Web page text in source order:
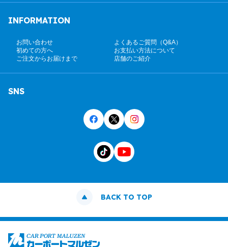
INFORMATION
お問い合わせ
よくあるご質問（Q&A）
初めての方へ
お支払い方法について
ご注文からお届けまで
店舗のご紹介
SNS
BACK TO TOP